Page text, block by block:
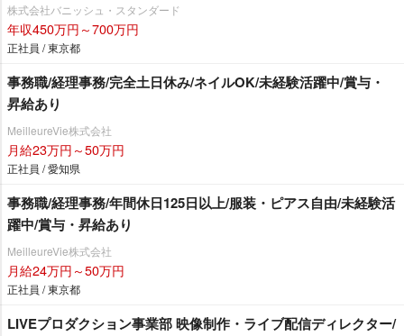
株式会社バニッシュ・スタンダード
年収450万円～700万円
正社員 / 東京都
事務職/経理事務/完全土日休み/ネイルOK/未経験活躍中/賞与・
昇給あり
MeilleureVie株式会社
月給23万円～50万円
正社員 / 愛知県
事務職/経理事務/年間休日125日以上/服装・ピアス自由/未経験活
躍中/賞与・昇給あり
MeilleureVie株式会社
月給24万円～50万円
正社員 / 東京都
LIVEプロダクション事業部 映像制作・ライブ配信ディレクター/